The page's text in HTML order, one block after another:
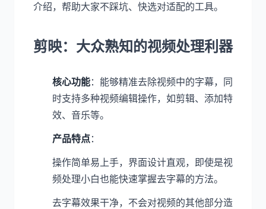
介绍，帮助大家不踩坑、快选对适配的工具。
剪映：大众熟知的视频处理利器
核心功能：能够精准去除视频中的字幕，同
时支持多种视频编辑操作，如剪辑、添加特
效、音乐等。
产品特点：
操作简单易上手，界面设计直观，即使是视
频处理小白也能快速掌握去字幕的方法。
去字幕效果干净，不会对视频的其他部分造